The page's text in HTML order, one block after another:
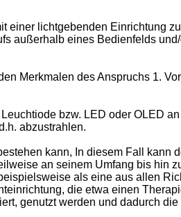
einer lichtgebenden Einrichtung
außerhalb eines Bedienfelds
Merkmalen des Anspruchs 1.
bzw. LED oder OLED
abzustrahlen.
kann, In diesem Fall kann
an seinem Umfang bis hin
als eine aus allen
die etwa einen
genutzt werden und dadurch